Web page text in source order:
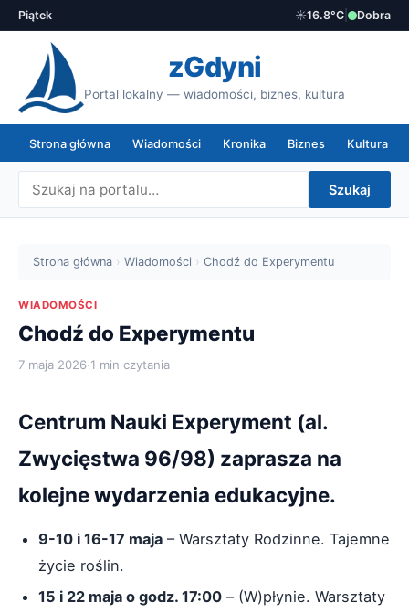
Piątek ☀️16.8°C Dobra
zGdyni
Portal lokalny — wiadomości, biznes, kultura
Strona główna Wiadomości Kronika Biznes Kultura
Szukaj
Strona główna › Wiadomości › Chodź do Experymentu
WIADOMOŚCI
Chodź do Experymentu
7 maja 2026·1 min czytania
Centrum Nauki Experyment (al.
Zwycięstwa 96/98) zaprasza na
kolejne wydarzenia edukacyjne.
9-10 i 16-17 maja – Warsztaty Rodzinne. Tajemne
życie roślin.
15 i 22 maja o godz. 17:00 – (W)płynie. Warsztaty